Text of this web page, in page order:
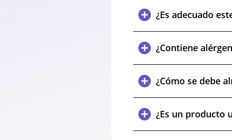
¿Es adecuado
¿Contiene
¿Cómo se debe
¿Es un producto